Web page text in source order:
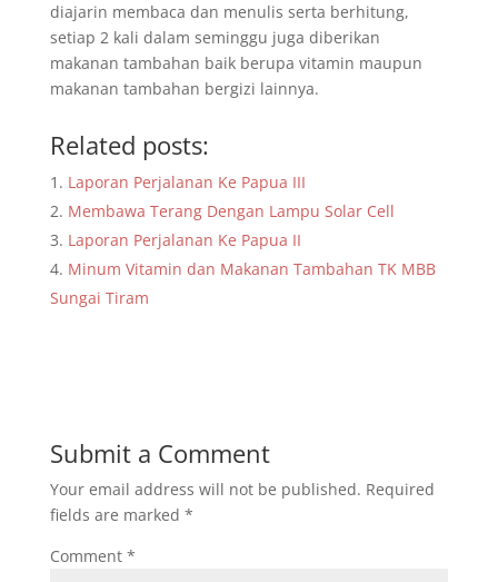
diajarin membaca dan menulis serta berhitung,
setiap 2 kali dalam seminggu juga diberikan
makanan tambahan baik berupa vitamin maupun
makanan tambahan bergizi lainnya.
Related posts:
Laporan Perjalanan Ke Papua III
Membawa Terang Dengan Lampu Solar Cell
Laporan Perjalanan Ke Papua II
Minum Vitamin dan Makanan Tambahan TK MBB
Sungai Tiram
Submit a Comment
Your email address will not be published. Required
fields are marked *
Comment *